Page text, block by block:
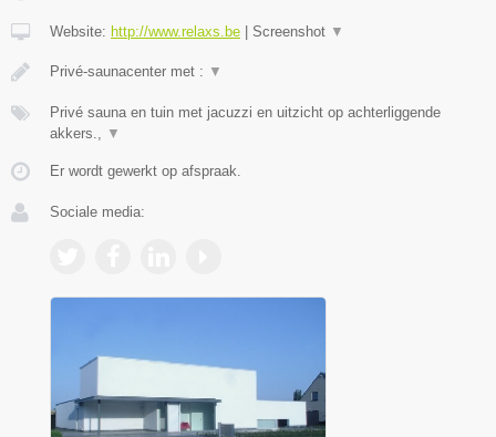
Website: http://www.relaxs.be | Screenshot ▼
Privé-saunacenter met : ▼
Privé sauna en tuin met jacuzzi en uitzicht op achterliggende
akkers.,
▼
Er wordt gewerkt op afspraak.
Sociale media: